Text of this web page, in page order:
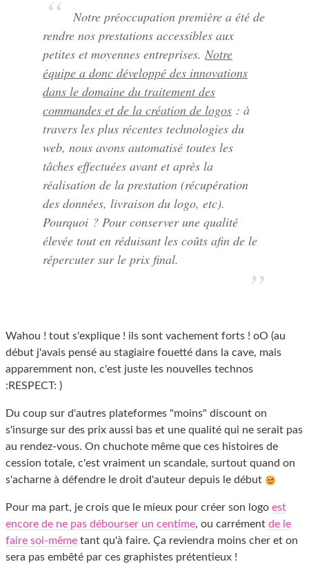
Notre préoccupation première a été de
rendre nos prestations accessibles aux
petites et moyennes entreprises. Notre
équipe a donc développé des innovations
dans le domaine du traitement des
commandes et de la création de logos : à
travers les plus récentes technologies du
web, nous avons automatisé toutes les
tâches effectuées avant et après la
réalisation de la prestation (récupération
des données, livraison du logo, etc).
Pourquoi ? Pour conserver une qualité
élevée tout en réduisant les coûts afin de le
répercuter sur le prix final.
Wahou ! tout s'explique ! ils sont vachement forts ! oO (au
début j'avais pensé au stagiaire fouetté dans la cave, mais
apparemment non, c'est juste les nouvelles technos
:RESPECT: )
Du coup sur d'autres plateformes "moins" discount on
s'insurge sur des prix aussi bas et une qualité qui ne serait pas
au rendez-vous. On chuchote même que ces histoires de
cession totale, c'est vraiment un scandale, surtout quand on
s'acharne à défendre le droit d'auteur depuis le début
Pour ma part, je crois que le mieux pour créer son logo est
encore de ne pas débourser un centime, ou carrément de le
faire soi-même tant qu'à faire. Ça reviendra moins cher et on
sera pas embêté par ces graphistes prétentieux !